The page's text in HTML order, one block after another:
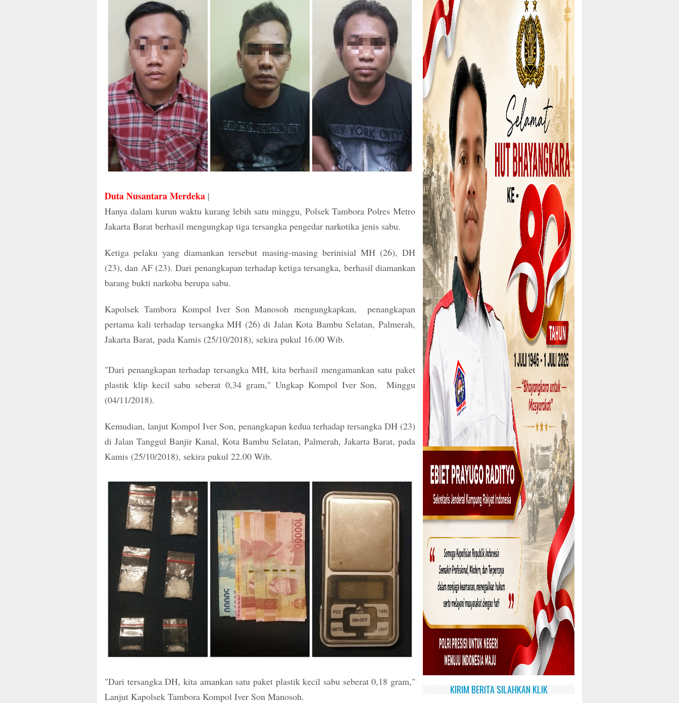
Duta Nusantara Merdeka |
Hanya dalam kurun waktu kurang lebih satu minggu, Polsek Tambora Polres Metro
Jakarta Barat berhasil mengungkap tiga tersangka pengedar narkotika jenis sabu.
Ketiga pelaku yang diamankan tersebut masing-masing berinisial MH (26), DH
(23), dan AF (23). Dari penangkapan terhadap ketiga tersangka, berhasil diamankan
barang bukti narkoba berupa sabu.
Kapolsek Tambora Kompol Iver Son Manosoh mengungkapkan, penangkapan
pertama kali terhadap tersangka MH (26) di Jalan Kota Bambu Selatan, Palmerah,
Jakarta Barat, pada Kamis (25/10/2018), sekira pukul 16.00 Wib.
"Dari penangkapan terhadap tersangka MH, kita berhasil mengamankan satu paket
plastik klip kecil sabu seberat 0,34 gram," Ungkap Kompol Iver Son, Minggu
(04/11/2018).
Kemudian, lanjut Kompol Iver Son, penangkapan kedua terhadap tersangka DH (23)
di Jalan Tanggul Banjir Kanal, Kota Bambu Selatan, Palmerah, Jakarta Barat, pada
Kamis (25/10/2018), sekira pukul 22.00 Wib.
"Dari tersangka DH, kita amankan satu paket plastik kecil sabu seberat 0,18 gram,"
Lanjut Kapolsek Tambora Kompol Iver Son Manosoh.
KIRIM BERITA SILAHKAN KLIK